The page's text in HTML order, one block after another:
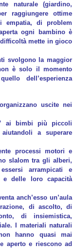
naturale (giardino,
raggiungere ottime
empatia, di problem
ogni bambino è
mette in gioco
svolgono la maggior
è solo il momento
dell’esperienza
uscite nei
ai bimbi più piccoli
a superare
processi motori e
slalom tra gli alberi,
arrampicati e
e delle loro capacità
anch’esso un’aula
di ascolto, di
di insiemistica,
I materiali naturali
hanno quasi mai
aperto e riescono ad